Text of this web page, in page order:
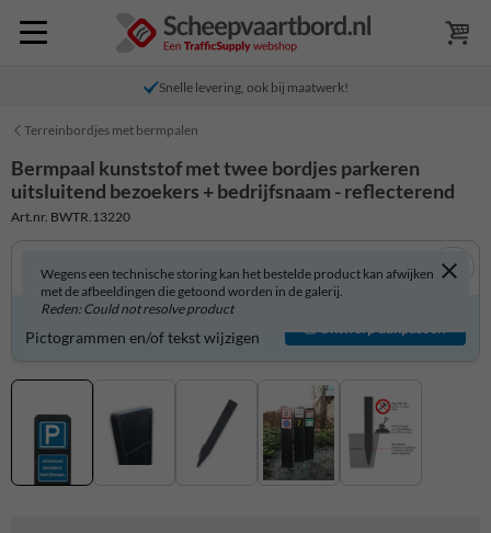
Snelle levering, ook bij maatwerk!
Terreinbordjes met bermpalen
Bermpaal kunststof met twee bordjes parkeren
uitsluitend bezoekers + bedrijfsnaam - reflecterend
Art.nr. BWTR.13220
Wegens een technische storing kan het bestelde product kan afwijken
met de afbeeldingen die getoond worden in de galerij.
Reden: Could not resolve product
Product zelf aanpassen?
Pictogrammen en/of tekst wijzigen
Ontwerp aanpassen